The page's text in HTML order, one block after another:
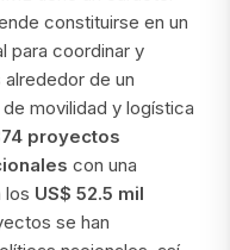
constituirse en un
para coordinar y
de un
movilidad y logística
proyectos
con una
los US$ 52.5 mil
se han